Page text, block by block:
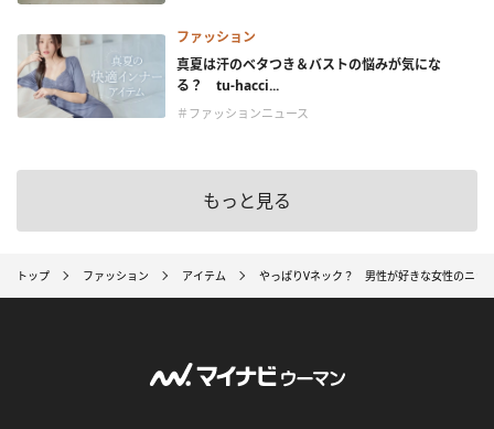
ファッション
真夏は汗のベタつき＆バストの悩みが気にな
る？ tu-hacci...
＃ファッションニュース
もっと見る
トップ ファッション アイテム やっぱりVネック？ 男性が好きな女性のニッ